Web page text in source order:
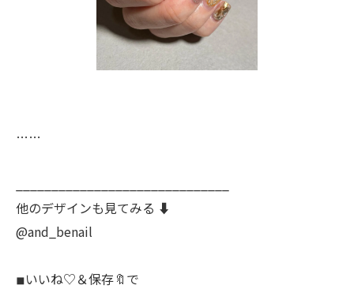
……
他のデザインも見てみる ⬇️
@and_benail
◾︎いいね♡＆保存🔖で